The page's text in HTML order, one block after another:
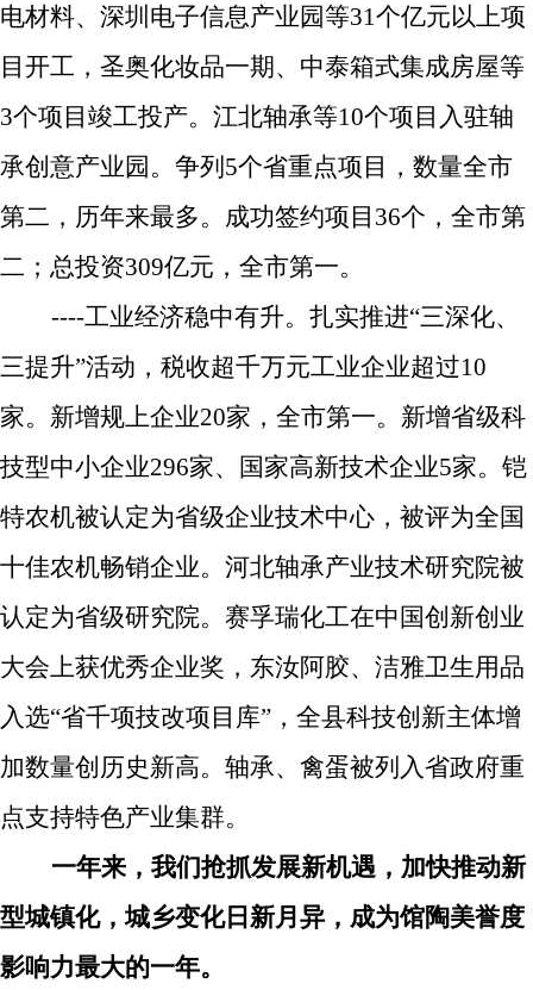
电材料、 深圳电子信息产业园等31个亿元以上项
目开工，圣奥化妆品一期、中泰箱式集成房屋等
3个项目竣工投产。 江北轴承等10个项目入驻轴
承创意产业园。 争列 5个省重点项目，数量全市
第二，历年来最多。 成功签约项目 36个，全市第
二；总投资309亿元，全市第一。
----工业经济稳中有升。 扎实推进“三深化、
三提升”活动，税收超千万元工业企业超过10
家。新增规上企业20家，全市第一。新增省级科
技型中小企业296家、国家高新技术企业5家。铠
特农机被认定为省级企业技术中心，被评为全国
十佳农机畅销企业。河北轴承产业技术研究院被
认定为省级研究院。赛孚瑞化工在中国创新创业
大会上获优秀企业奖，东汝阿胶、洁雅卫生用品
入选“省千项技改项目库”，全县科技创新主体增
加数量创历史新高。轴承、禽蛋被列入省政府重
点支持特色产业集群。
一年来，我们抢抓发展新机遇，加快推动新
型城镇化，城乡变化日新月异，成为馆陶美誉度
影响力最大的一年。